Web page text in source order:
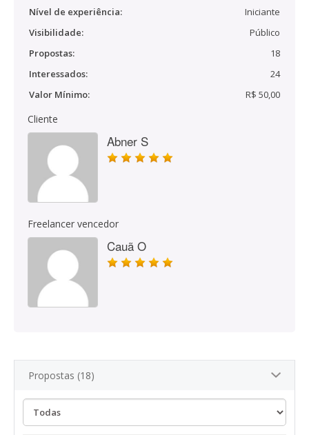
Nível de experiência:
Iniciante
Visibilidade:
Público
Propostas:
18
Interessados:
24
Valor Mínimo:
R$ 50,00
Cliente
Abner S
Freelancer vencedor
Cauã O
Propostas (18)